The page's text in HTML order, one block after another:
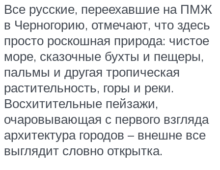
Все русские, переехавшие на ПМЖ
в Черногорию, отмечают, что здесь
просто роскошная природа: чистое
море, сказочные бухты и пещеры,
пальмы и другая тропическая
растительность, горы и реки.
Восхитительные пейзажи,
очаровывающая с первого взгляда
архитектура городов – внешне все
выглядит словно открытка.